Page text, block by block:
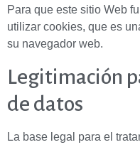
Para que este sitio Web
utilizar cookies, que es
su navegador web.
Legitimación
de datos
La base legal para el